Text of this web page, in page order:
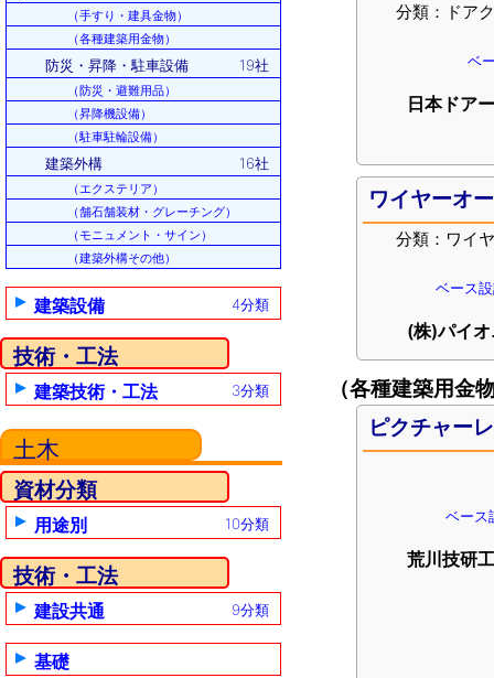
（手すり・建具金物）
（各種建築用金物）
防災・昇降・駐車設備 19社
（防災・避難用品）
（昇降機設備）
（駐車駐輪設備）
建築外構 16社
（エクステリア）
（舗石舗装材・グレーチング）
（モニュメント・サイン）
（建築外構その他）
建築設備 4分類
技術・工法
建築技術・工法 3分類
土木
資材分類
用途別 10分類
技術・工法
建設共通 9分類
基礎
分類：ドア
ベ
日本ドア
ワイヤーオ
分類：ワイ
ベース
(株)パイ
（各種建築用金
ピクチャー
ベース
荒川技研